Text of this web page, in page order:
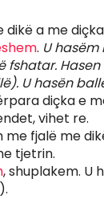
dikë a me
. U hasëm
fshatar. Hasen
U hasën
diçka e
vihet re.
me fjalë me
tjetrin.
, shuplakem. U